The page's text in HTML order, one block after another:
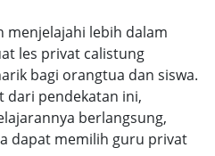
menjelajahi lebih dalam
les privat calistung
bagi orangtua dan siswa.
dari pendekatan ini,
berlangsung,
dapat memilih guru privat